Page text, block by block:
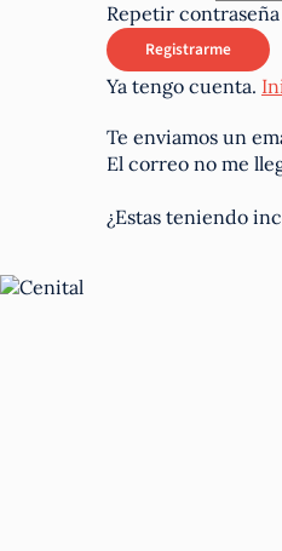
Repetir contraseña
Ya tengo cuenta.
Te enviamos un
El correo no me
¿Estas teniendo